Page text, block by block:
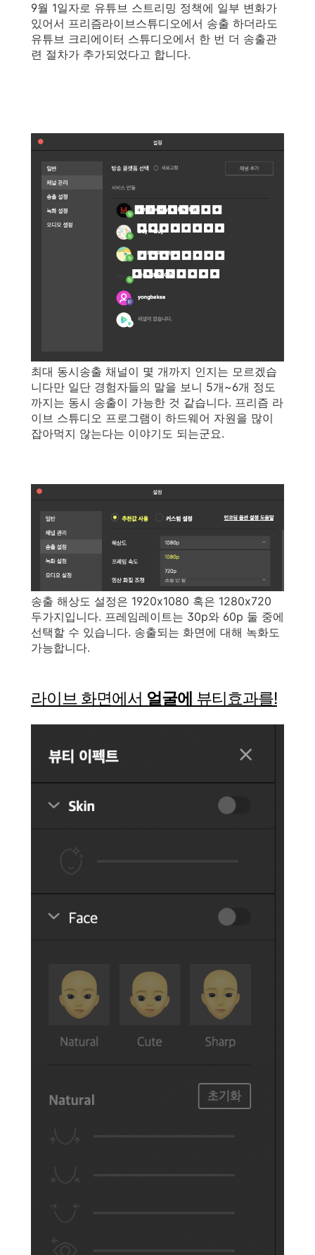
9월 1일자로 유튜브 스트리밍 정책에 일부 변화가
있어서 프리즘라이브스튜디오에서 송출 하더라도
유튜브 크리에이터 스튜디오에서 한 번 더 송출관
련 절차가 추가되었다고 합니다.
최대 동시송출 채널이 몇 개까지 인지는 모르겠습
니다만 일단 경험자들의 말을 보니 5개~6개 정도
까지는 동시 송출이 가능한 것 같습니다. 프리즘 라
이브 스튜디오 프로그램이 하드웨어 자원을 많이
잡아먹지 않는다는 이야기도 되는군요.
송출 해상도 설정은 1920x1080 혹은 1280x720
두가지입니다. 프레임레이트는 30p와 60p 둘 중에
선택할 수 있습니다. 송출되는 화면에 대해 녹화도
가능합니다.
라이브 화면에서 얼굴에 뷰티효과를!